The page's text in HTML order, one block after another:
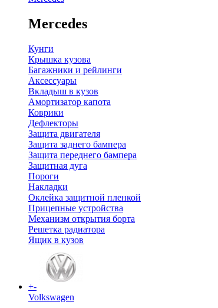
Mercedes
Кунги
Крышка кузова
Багажники и рейлинги
Аксессуары
Вкладыш в кузов
Амортизатор капота
Коврики
Дефлекторы
Защита двигателя
Защита заднего бампера
Защита переднего бампера
Защитная дуга
Пороги
Накладки
Оклейка защитной пленкой
Прицепные устройства
Механизм открытия борта
Решетка радиатора
Ящик в кузов
+-
Volkswagen